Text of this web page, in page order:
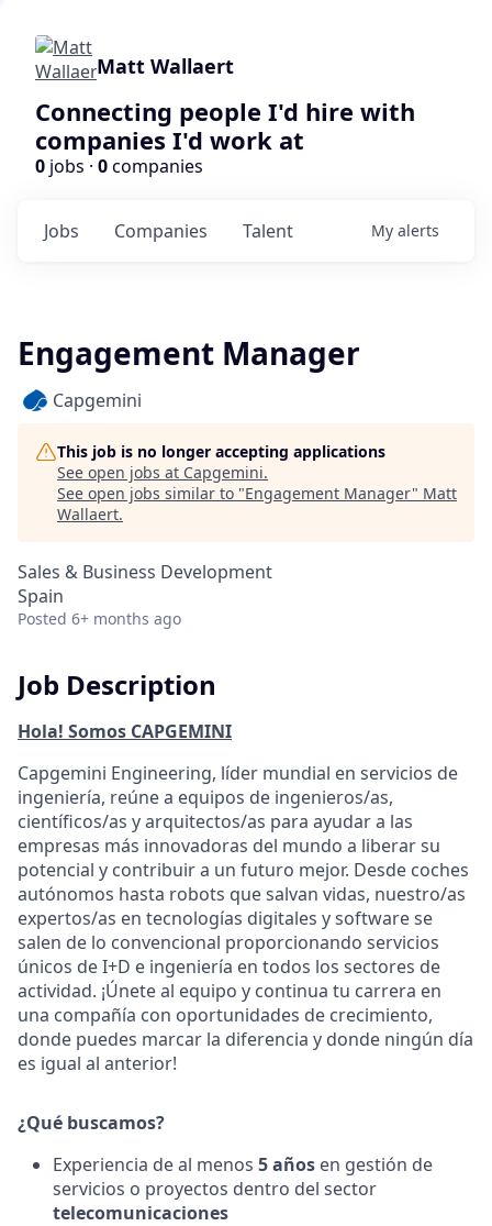
Matt Wallaert
Connecting people I'd hire with
companies I'd work at
0 jobs · 0companies
Jobs Companies Talent My alerts
Engagement Manager
Capgemini
This job is no longer accepting applications
See open jobs at Capgemini.
See open jobs similar to "Engagement Manager" Matt
Wallaert.
Sales & Business Development
Spain
Posted 6+ months ago
Job Description
Hola! Somos CAPGEMINI
Capgemini Engineering, líder mundial en servicios de
ingeniería, reúne a equipos de ingenieros/as,
científicos/as y arquitectos/as para ayudar a las
empresas más innovadoras del mundo a liberar su
potencial y contribuir a un futuro mejor. Desde coches
autónomos hasta robots que salvan vidas, nuestro/as
expertos/as en tecnologías digitales y software se
salen de lo convencional proporcionando servicios
únicos de I+D e ingeniería en todos los sectores de
actividad. ¡Únete al equipo y continua tu carrera en
una compañía con oportunidades de crecimiento,
donde puedes marcar la diferencia y donde ningún día
es igual al anterior!
¿Qué buscamos?
Experiencia de al menos 5 años en gestión de
servicios o proyectos dentro del sector
telecomunicaciones